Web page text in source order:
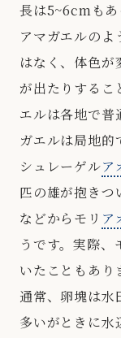
長は5~6cmもあ
アマガエルの
はなく、体色が
が出たりするこ
エルは各地で普
ガエルは局地的
シュレーゲルア
匹の雄が抱きつ
などからモリ ア
うです。実際、
いたこともあり
通常、卵塊は水
多いがときに水